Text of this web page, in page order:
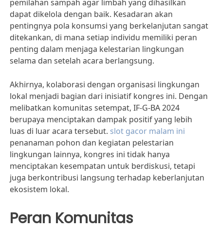
pemilahan sampah agar limbah yang dihasilkan
dapat dikelola dengan baik. Kesadaran akan
pentingnya pola konsumsi yang berkelanjutan sangat
ditekankan, di mana setiap individu memiliki peran
penting dalam menjaga kelestarian lingkungan
selama dan setelah acara berlangsung.
Akhirnya, kolaborasi dengan organisasi lingkungan
lokal menjadi bagian dari inisiatif kongres ini. Dengan
melibatkan komunitas setempat, IF-G-BA 2024
berupaya menciptakan dampak positif yang lebih
luas di luar acara tersebut. slot gacor malam ini
penanaman pohon dan kegiatan pelestarian
lingkungan lainnya, kongres ini tidak hanya
menciptakan kesempatan untuk berdiskusi, tetapi
juga berkontribusi langsung terhadap keberlanjutan
ekosistem lokal.
Peran Komunitas